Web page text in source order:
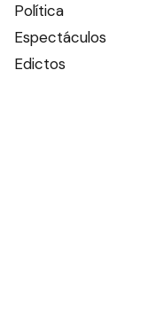
Política
Espectáculos
Edictos